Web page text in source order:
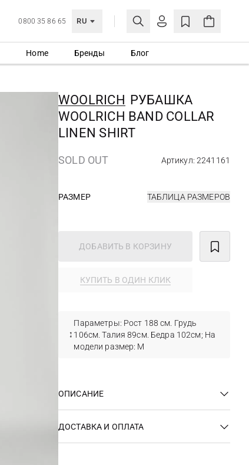
0800 35 86 65 RU
ЛИЧНЫЙ КАБИНЕТ
Еще не зарегистрированы?
СОЗДАТЬ УЧЕТНУЮ ЗАПИСЬ
Home Бренды Блог
WOOLRICH РУБАШКА
WOOLRICH BAND COLLAR
LINEN SHIRT
SOLD OUT Артикул: 2241161
РАЗМЕР ТАБЛИЦА РАЗМЕРОВ
ДОБАВИТЬ В КОРЗИНУ
КУПИТЬ В ОДИН КЛИК
Параметры: Рост 188 см. Грудь
106см. Талия 89см. Бедра 102см; На
модели размер: М
ОПИСАНИЕ
ДОСТАВКА И ОПЛАТА